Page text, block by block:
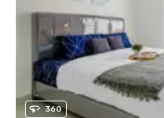
360